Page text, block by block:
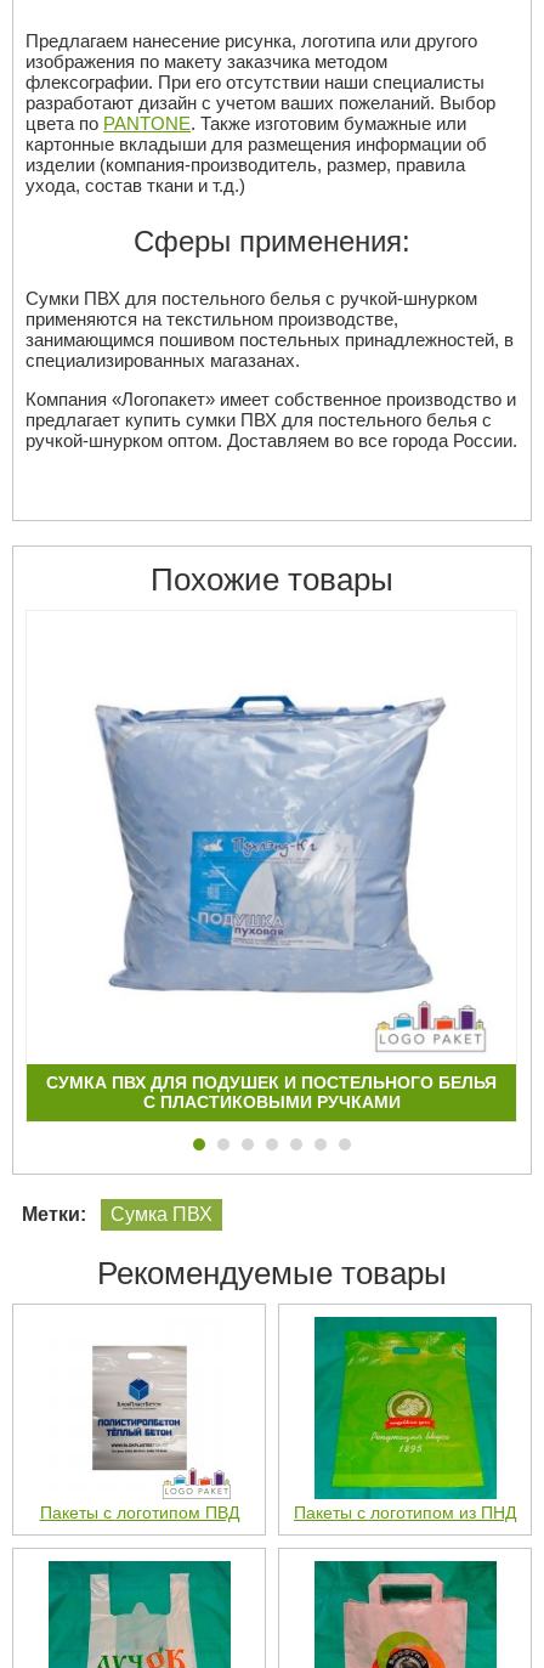
Предлагаем нанесение рисунка, логотипа или другого
изображения по макету заказчика методом
флексографии. При его отсутствии наши специалисты
разработают дизайн с учетом ваших пожеланий. Выбор
цвета по PANTONE. Также изготовим бумажные или
картонные вкладыши для размещения информации об
изделии (компания-производитель, размер, правила
ухода, состав ткани и т.д.)
Сферы применения:
Сумки ПВХ для постельного белья с ручкой-шнурком
применяются на текстильном производстве,
занимающимся пошивом постельных принадлежностей, в
специализированных магазанах.
Компания «Логопакет» имеет собственное производство и
предлагает купить сумки ПВХ для постельного белья с
ручкой-шнурком оптом. Доставляем во все города России.
Похожие товары
СУМКА ПВХ ДЛЯ ПОДУШЕК И ПОСТЕЛЬНОГО БЕЛЬЯ
С ПЛАСТИКОВЫМИ РУЧКАМИ
Метки: Сумка ПВХ
Рекомендуемые товары
Пакеты с логотипом ПВД Пакеты с логотипом из ПНД